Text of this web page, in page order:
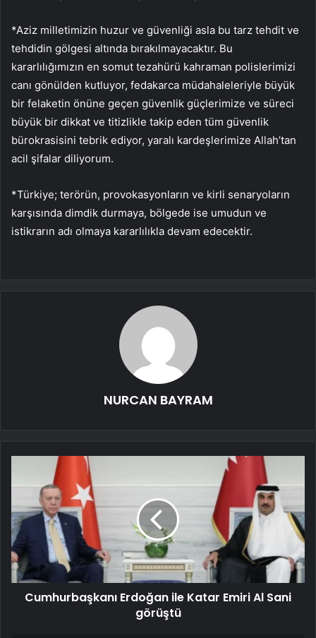
*Aziz milletimizin huzur ve güvenliği asla bu tarz tehdit ve
tehdidin gölgesi altında bırakılmayacaktır. Bu
kararlılığımızın en somut tezahürü kahraman polislerimizi
canı gönülden kutluyor, fedakarca müdahaleleriyle büyük
bir felaketin önüne geçen güvenlik güçlerimize ve süreci
büyük bir dikkat ve titizlikle takip eden tüm güvenlik
bürokrasisini tebrik ediyor, yaralı kardeşlerimize Allah’tan
acil şifalar diliyorum.
*Türkiye; terörün, provokasyonların ve kirli senaryoların
karşısında dimdik durmaya, bölgede ise umudun ve
istikrarın adı olmaya kararlılıkla devam edecektir.
NURCAN BAYRAM
Cumhurbaşkanı Erdoğan ile Katar Emiri Al Sani
görüştü